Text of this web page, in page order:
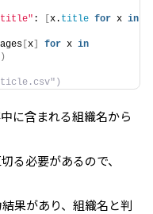
: [x. title for x in
[x] for x in
に含まれる組織名から
る必要があるので、
果があり、組織名と判